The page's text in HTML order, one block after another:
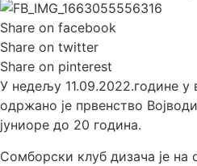
Share on facebook
Share on twitter
Share on pinterest
У недељу 11.09.2022.године у
одржано је првенство
јуниоре до 20 година.
Сомборски клуб дизача је